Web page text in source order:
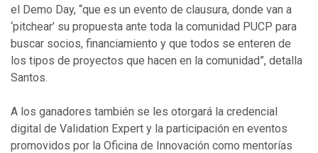
el Demo Day, “que es un evento de clausura, donde van a
‘pitchear’ su propuesta ante toda la comunidad PUCP para
buscar socios, financiamiento y que todos se enteren de
los tipos de proyectos que hacen en la comunidad”, detalla
Santos.
A los ganadores también se les otorgará la credencial
digital de Validation Expert y la participación en eventos
promovidos por la Oficina de Innovación como mentorías